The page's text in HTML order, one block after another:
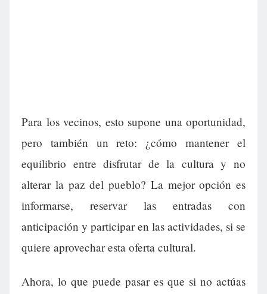
Para los vecinos, esto supone una oportunidad,
pero también un reto: ¿cómo mantener el
equilibrio entre disfrutar de la cultura y no
alterar la paz del pueblo? La mejor opción es
informarse, reservar las entradas con
anticipación y participar en las actividades, si se
quiere aprovechar esta oferta cultural.
Ahora, lo que puede pasar es que si no actúas